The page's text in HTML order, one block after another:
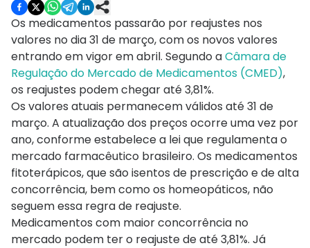
Os medicamentos passarão por reajustes nos
valores no dia 31 de março, com os novos valores
entrando em vigor em abril. Segundo aCâmara de
Regulação do Mercado de Medicamentos (CMED),
os reajustes podem chegar até 3,81%.
Os valores atuais permanecem válidos até 31 de
março. A atualização dos preços ocorre uma vez por
ano, conforme estabelece a lei que regulamenta o
mercado farmacêutico brasileiro. Os medicamentos
fitoterápicos, que são isentos de prescrição e de alta
concorrência, bem como os homeopáticos, não
seguem essa regra de reajuste.
Medicamentos com maior concorrência no
mercado podem ter o reajuste de até 3,81%. Já